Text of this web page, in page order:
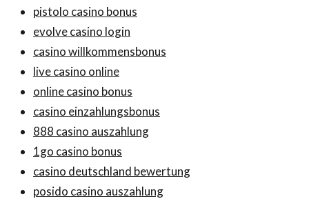
pistolo casino bonus
evolve casino login
casino willkommensbonus
live casino online
online casino bonus
casino einzahlungsbonus
888 casino auszahlung
1go casino bonus
casino deutschland bewertung
posido casino auszahlung